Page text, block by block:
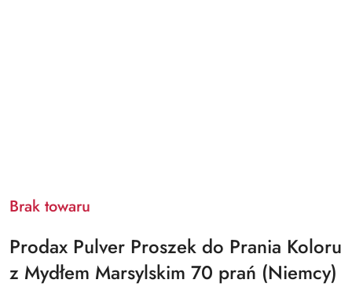
Brak towaru
Prodax Pulver Proszek do Prania Koloru
z Mydłem Marsylskim 70 prań (Niemcy)